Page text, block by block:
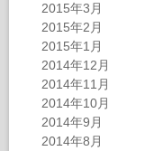
2015年3月
2015年2月
2015年1月
2014年12月
2014年11月
2014年10月
2014年9月
2014年8月